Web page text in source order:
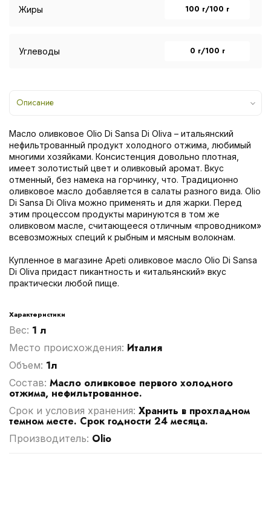
Жиры 100 г/100 г
Углеводы 0 г/100 г
Описание
Масло оливковое Olio Di Sansa Di Oliva – итальянский
нефильтрованный продукт холодного отжима, любимый
многими хозяйками. Консистенция довольно плотная,
имеет золотистый цвет и оливковый аромат. Вкус
отменный, без намека на горчинку, что. Традиционно
оливковое масло добавляется в салаты разного вида. Olio
Di Sansa Di Oliva можно применять и для жарки. Перед
этим процессом продукты маринуются в том же
оливковом масле, считающееся отличным «проводником»
всевозможных специй к рыбным и мясным волокнам.
Купленное в магазине Аpeti оливковое масло Olio Di Sansa
Di Oliva придаст пикантность и «итальянский» вкус
практически любой пище.
Характеристики
Вес: 1 л
Место происхождения: Италия
Объем: 1л
Cостав: Масло оливковое первого холодного
отжима, нефильтрованное.
Срок и условия хранения: Хранить в прохладном
темном месте. Срок годности 24 месяца.
Производитель: Olio